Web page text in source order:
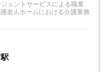
ェントサービスによる職業
老人ホームにおける介護業務